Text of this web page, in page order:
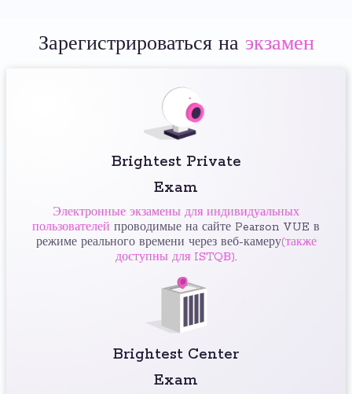
Зарегистрироваться на экзамен
Brightest Private
Exam
Электронные экзамены для индивидуальных
пользователей проводимые на сайте Pearson VUE в
режиме реального времени через веб-камеру(также
доступны для ISTQB).
Brightest Center
Exam